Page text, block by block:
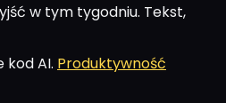
w tym tygodniu. Tekst,
kod AI. Produktywność